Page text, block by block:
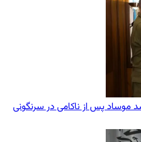
موساد پس از ناکامی در سرنگونی